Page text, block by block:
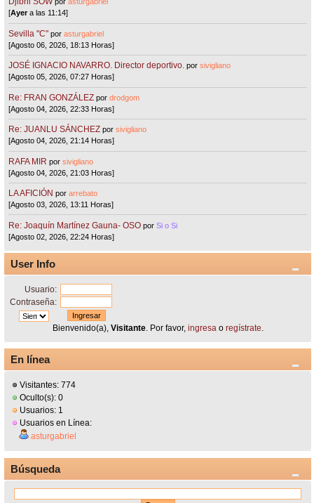
[Ayera las 11:14]
Sevilla "C"porasturgabriel
[Agosto 06, 2026, 18:13 Horas]
JOSÉ IGNACIO NAVARRO. Director deportivo. porsivigliano
[Agosto 05, 2026, 07:27 Horas]
Re: FRAN GONZÁLEZ pordrodgom
[Agosto 04, 2026, 22:33 Horas]
Re: JUANLU SÁNCHEZ porsivigliano
[Agosto 04, 2026, 21:14 Horas]
RAFA MIR porsivigliano
[Agosto 04, 2026, 21:03 Horas]
LA AFICIÓN porarrebato
[Agosto 03, 2026, 13:11 Horas]
Re: Joaquín Martínez Gauna- OSO porSi o Si
[Agosto 02, 2026, 22:24 Horas]
User Info
Usuario:
Contraseña:
Bienvenido(a), Visitante. Por favor, ingresa o regístrate
En línea
Visitantes: 774
Oculto(s): 0
Usuarios: 1
Usuarios en Línea:
asturgabriel
Búsqueda